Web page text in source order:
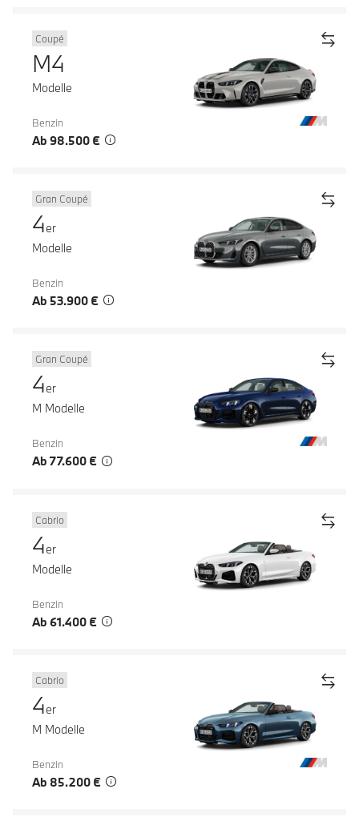
Coupé
M4
Modelle
Benzin
Ab 98.500 €
Gran Coupé
4er
Modelle
Benzin
Ab 53.900 €
Gran Coupé
4er
M Modelle
Benzin
Ab 77.600 €
Cabrio
4er
Modelle
Benzin
Ab 61.400 €
Cabrio
4er
M Modelle
Benzin
Ab 85.200 €